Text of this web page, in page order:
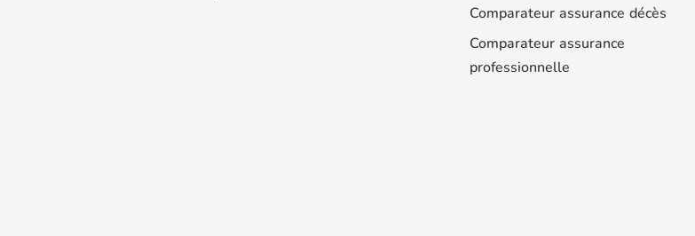
Comparateur assurance décès
Comparateur assurance
professionnelle